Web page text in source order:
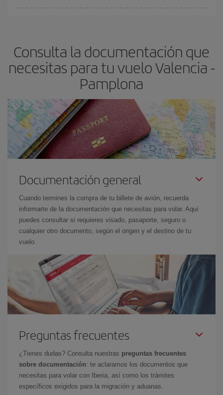
avión más baratos te saldrán. Además, si buscas los vuelos con
las fechas y los horarios del viaje un poco abiertos, podráselegir
el precio más barato.
Consulta la documentación que
necesitas para tu vuelo Valencia -
Pamplona
Documentación general
Cuando termines la compra de tu billete de avión, recuerda
informarte de la documentación que necesitas para volar. Aquí
puedes consultar si requieres visado, pasaporte, seguro o
cualquier otro documento, según el origen y el destino de tu
vuelo.
Preguntas frecuentes
¿Tienes dudas? Consulta nuestras preguntas frecuentes
sobre documentación: te aclaramos los documentos que
necesitas para volar con Iberia, así como los trámites
específicos exigidos para la migración y aduanas.